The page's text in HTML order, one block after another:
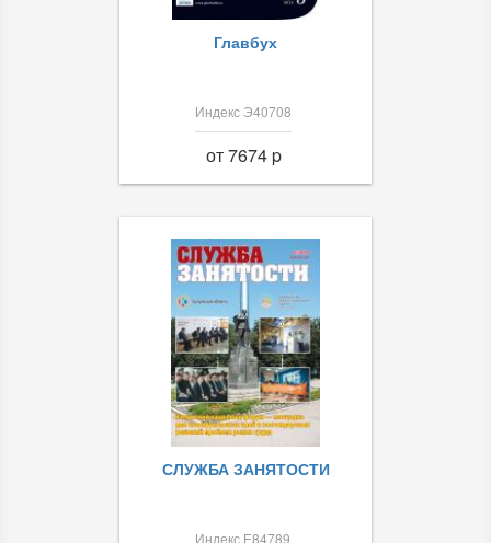
Главбух
Индекс Э40708
от 7674 p
СЛУЖБА ЗАНЯТОСТИ
Индекс Е84789